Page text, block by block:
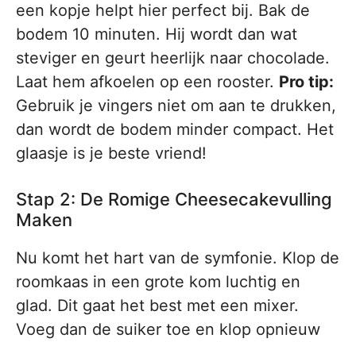
een kopje helpt hier perfect bij. Bak de
bodem 10 minuten. Hij wordt dan wat
steviger en geurt heerlijk naar chocolade.
Laat hem afkoelen op een rooster. Pro tip:
Gebruik je vingers niet om aan te drukken,
dan wordt de bodem minder compact. Het
glaasje is je beste vriend!
Stap 2: De Romige Cheesecakevulling
Maken
Nu komt het hart van de symfonie. Klop de
roomkaas in een grote kom luchtig en
glad. Dit gaat het best met een mixer.
Voeg dan de suiker toe en klop opnieuw